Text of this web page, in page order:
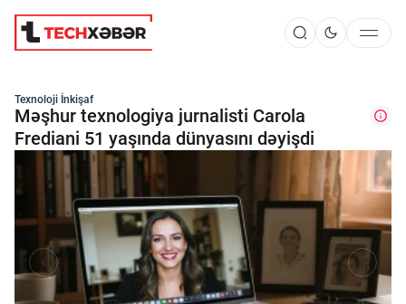
Süni İntellekt
Elm və Kosmos
Texnoloji İnkişaf
İnnovasiya və Startaplar
Texnoloji İnkişaf
Məşhur texnologiya jurnalisti Carola
Frediani 51 yaşında dünyasını dəyişdi